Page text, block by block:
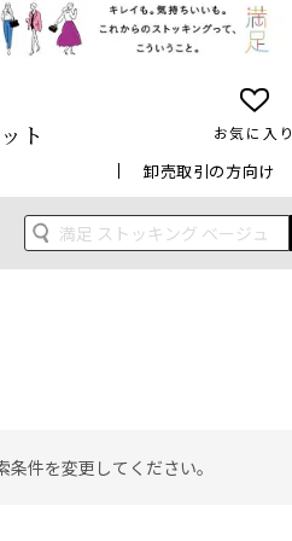
ト お気に入り
卸売取引の方向け
件を変更してください。